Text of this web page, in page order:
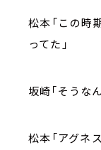
松本「この時
ってた」
坂崎「そうな
松本「アグネ